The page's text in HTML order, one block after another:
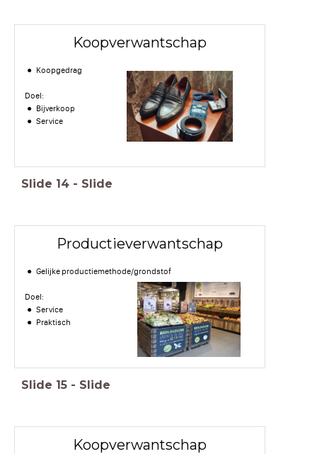
Koopverwantschap
Koopgedrag
Doel:
Bijverkoop
Service
Slide 14 - Slide
Productieverwantschap
Gelijke productiemethode/grondstof
Doel:
Service
Praktisch
Slide 15 - Slide
Koopverwantschap